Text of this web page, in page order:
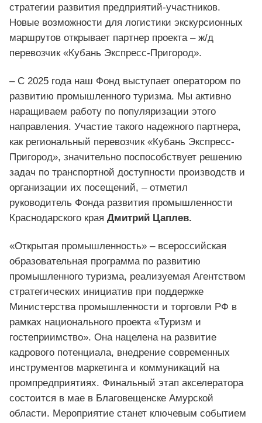
стратегии развития предприятий‑участников.
Новые возможности для логистики экскурсионных
маршрутов открывает партнер проекта – ж/д
перевозчик «Кубань Экспресс‑Пригород».
– С 2025 года наш Фонд выступает оператором по
развитию промышленного туризма. Мы активно
наращиваем работу по популяризации этого
направления. Участие такого надежного партнера,
как региональный перевозчик «Кубань Экспресс-
Пригород», значительно поспособствует решению
задач по транспортной доступности производств и
организации их посещений, – отметил
руководитель Фонда развития промышленности
Краснодарского края Дмитрий Цаплев.
«Открытая промышленность» – всероссийская
образовательная программа по развитию
промышленного туризма, реализуемая Агентством
стратегических инициатив при поддержке
Министерства промышленности и торговли РФ в
рамках национального проекта «Туризм и
гостеприимство». Она нацелена на развитие
кадрового потенциала, внедрение современных
инструментов маркетинга и коммуникаций на
промпредприятиях. Финальный этап акселератора
состоится в мае в Благовещенске Амурской
области. Мероприятие станет ключевым событием